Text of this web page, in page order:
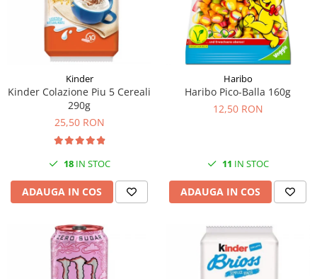
Kinder
Kinder Colazione Piu 5 Cereali
290g
25,50 RON
18IN STOC
ADAUGA IN COS
Haribo
Haribo Pico-Balla 160g
12,50 RON
11 IN STOC
ADAUGA IN COS